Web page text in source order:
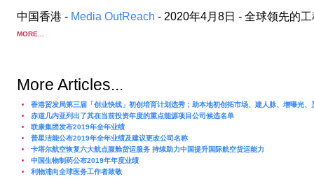
中国香港 - Media OutReach - 2020年4月8日 - 全球领先的
MORE...
More Articles...
香港贸发局第三届「创业快线」初创培育计划选秀；助本地初创拓市场、建人脉、增曝光、
赤道几内亚列出了其在当前投资年度的重点能源项目公司候选名单
联康集团发布2019年全年业绩
普星洁能公布2019年全年业绩及建议更改公司名称
卡塔尔航空恢复六大航点腹舱货运服务 持续助力中国提升国际航空货运能力
中国生物制药公布2019年年度业绩
利物浦向全球医务工作者致敬